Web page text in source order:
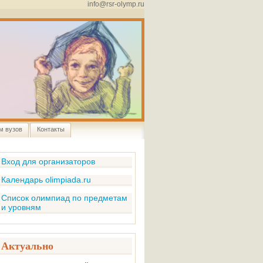
info@rsr-olymp.ru
вузов Контакты
Вход для организаторов
Календарь olimpiada.ru
Список олимпиад по предметам
и уровням
Актуально